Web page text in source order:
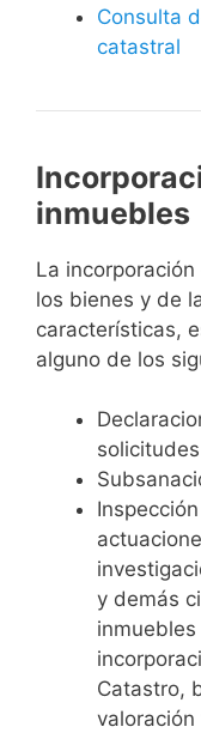
Consulta
catastral
inmuebles
La
los bienes y de
características,
alguno de los
solicitudes
y demás
Catastro,